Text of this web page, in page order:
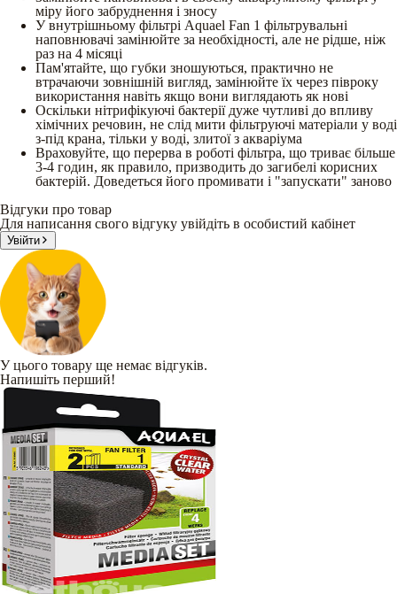
міру його забруднення і зносу
У внутрішньому фільтрі Aquael Fan 1 фільтрувальні
наповнювачі замінюйте за необхідності, але не рідше, ніж
раз на 4 місяці
Пам'ятайте, що губки зношуються, практично не
втрачаючи зовнішній вигляд, замінюйте їх через півроку
використання навіть якщо вони виглядають як нові
Оскільки нітрифікуючі бактерії дуже чутливі до впливу
хімічних речовин, не слід мити фільтруючі матеріали у воді
з-під крана, тільки у воді, злитої з акваріума
Враховуйте, що перерва в роботі фільтра, що триває більше
3-4 годин, як правило, призводить до загибелі корисних
бактерій. Доведеться його промивати і "запускати" заново
Відгуки про товар
Для написання свого відгуку увійдіть в особистий кабінет
Увійти
У цього товару ще немає відгуків.
Напишіть перший!